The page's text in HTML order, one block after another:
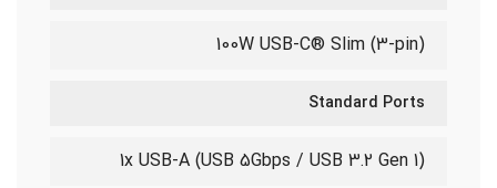
100W USB-C® Slim (3-pin)
Standard Ports
1x USB-A (USB 5Gbps / USB 3.2 Gen 1)